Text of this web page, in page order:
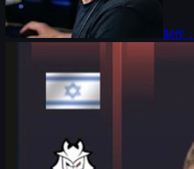
制作：
HeavyGodが語るG2とコロン・
カーの極意と成長物語
G2のHeavyGodがIEM Cologne Major
しての成長、メンタル面の準備、チ
を深掘り。CS2/CS:GOスキン活用術も